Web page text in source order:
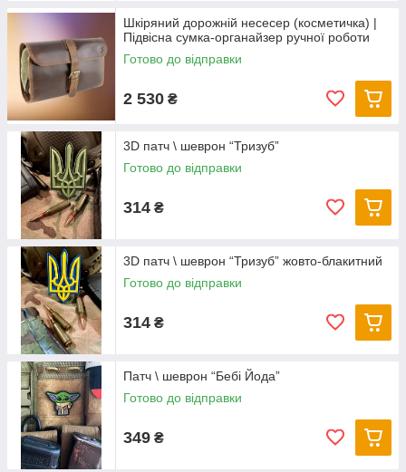
Шкіряний дорожній несесер (косметичка) |
Підвісна сумка-органайзер ручної роботи
Готово до відправки
2 530 ₴
3D патч \ шеврон “Тризуб”
Готово до відправки
314 ₴
3D патч \ шеврон “Тризуб” жовто-блакитний
Готово до відправки
314 ₴
Патч \ шеврон “Бебі Йода”
Готово до відправки
349 ₴